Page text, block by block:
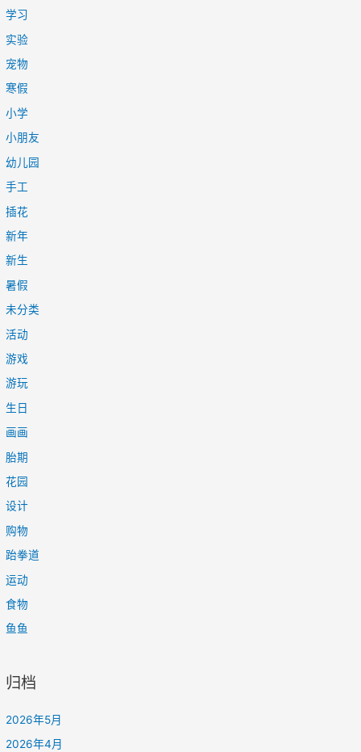
学习
实验
宠物
寒假
小学
小朋友
幼儿园
手工
插花
新年
新生
暑假
未分类
活动
游戏
游玩
生日
画画
胎期
花园
设计
购物
跆拳道
运动
食物
鱼鱼
归档
2026年5月
2026年4月